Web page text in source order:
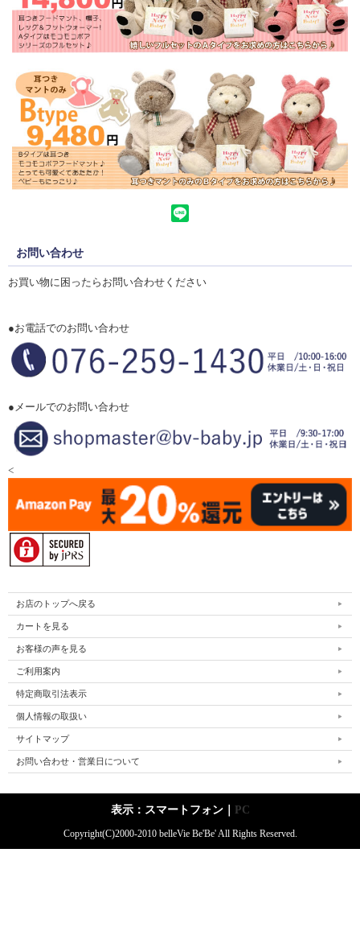
お問い合わせ
お買い物に困ったらお問い合わせください
●お電話でのお問い合わせ
●メールでのお問い合わせ
<
お店のトップへ戻る
カートを見る
お客様の声を見る
ご利用案内
特定商取引法表示
個人情報の取扱い
サイトマップ
お問い合わせ・営業日について
表示：スマートフォン｜ PC
Copyright(C)2000-2010 belleVie Be'Be' All Rights Reserved.